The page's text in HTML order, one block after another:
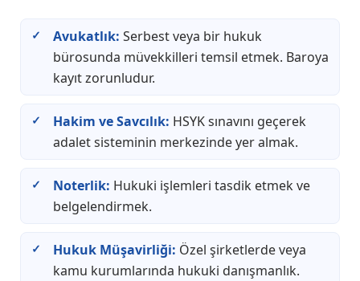
Avukatlık: Serbest veya bir hukuk
bürosunda müvekkilleri temsil etmek. Baroya
kayıt zorunludur.
Hakim ve Savcılık: HSYK sınavını geçerek
adalet sisteminin merkezinde yer almak.
Noterlik: Hukuki işlemleri tasdik etmek ve
belgelendirmek.
Hukuk Müşavirliği: Özel şirketlerde veya
kamu kurumlarında hukuki danışmanlık.